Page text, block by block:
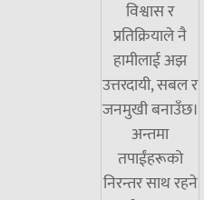
विश्वास र
प्रतिक्रियाले नै
हामीलाई अझ
उत्तरदायी, सबल र
जनमुखी बनाउँछ।
अन्तमा
तपाईंहरूको
निरन्तर साथ रहने